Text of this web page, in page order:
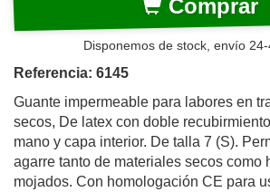
Comprar
Disponemos de stock, envío 24-
Referencia: 6145
Guante impermeable para labores en
secos, De latex con doble
mano y capa interior. De talla 7 (S).
agarre tanto de materiales secos como
mojados. Con homologación CE para